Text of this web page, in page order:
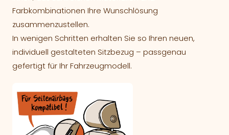
Farbkombinationen Ihre Wunschlösung
zusammenzustellen.
In wenigen Schritten erhalten Sie so Ihren neuen,
individuell gestalteten Sitzbezug – passgenau
gefertigt für Ihr Fahrzeugmodell.